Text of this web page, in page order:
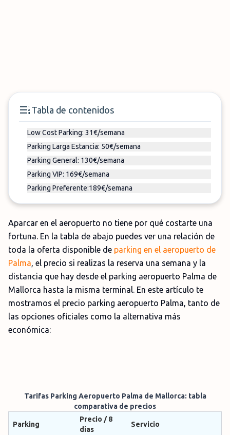
Tabla de contenidos
Low Cost Parking: 31€/semana
Parking Larga Estancia: 50€/semana
Parking General: 130€/semana
Parking VIP: 169€/semana
Parking Preferente:189€/semana
Aparcar en el aeropuerto no tiene por qué costarte una
fortuna. En la tabla de abajo puedes ver una relación de
toda la oferta disponible de parking en el aeropuerto de
Palma, el precio si realizas la reserva una semana y la
distancia que hay desde el parking aeropuerto Palma de
Mallorca hasta la misma terminal. En este artículo te
mostramos el precio parking aeropuerto Palma, tanto de
las opciones oficiales como la alternativa más
económica:
Tarifas Parking Aeropuerto Palma de Mallorca: tabla
comparativa de precios
Parking
Precio / 8
días
Servicio